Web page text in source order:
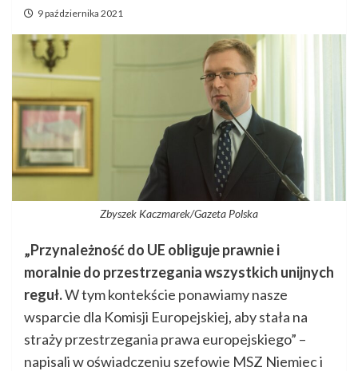
9 października 2021
Zbyszek Kaczmarek/Gazeta Polska
„Przynależność do UE obliguje prawnie i
moralnie do przestrzegania wszystkich unijnych
reguł.W tym kontekście ponawiamy nasze
wsparcie dla Komisji Europejskiej, aby stała na
straży przestrzegania prawa europejskiego” –
napisali w oświadczeniu szefowie MSZ Niemiec i